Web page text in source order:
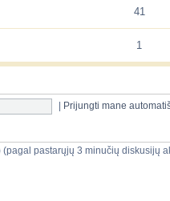
41
1
Prijungti mane
pastarųjų 3 minučių diskusijų